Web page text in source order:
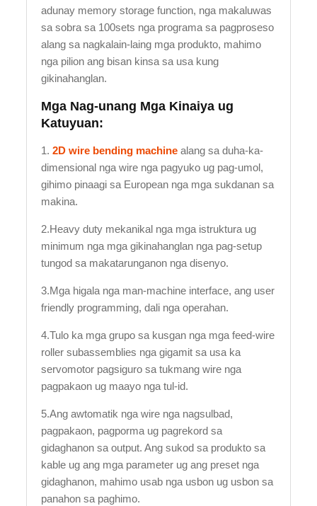
adunay memory storage function, nga makaluwas
sa sobra sa 100sets nga programa sa pagproseso
alang sa nagkalain-laing mga produkto, mahimo
nga pilion ang bisan kinsa sa usa kung
gikinahanglan.
Mga Nag-unang Mga Kinaiya ug
Katuyuan:
1.2D wire bending machine alang sa duha-ka-
dimensional nga wire nga pagyuko ug pag-umol,
gihimo pinaagi sa European nga mga sukdanan sa
makina.
2.Heavy duty mekanikal nga mga istruktura ug
minimum nga mga gikinahanglan nga pag-setup
tungod sa makatarunganon nga disenyo.
3.Mga higala nga man-machine interface, ang user
friendly programming, dali nga operahan.
4.Tulo ka mga grupo sa kusgan nga mga feed-wire
roller subassemblies nga gigamit sa usa ka
servomotor pagsiguro sa tukmang wire nga
pagpakaon ug maayo nga tul-id.
5.Ang awtomatik nga wire nga nagsulbad,
pagpakaon, pagporma ug pagrekord sa
gidaghanon sa output. Ang sukod sa produkto sa
kable ug ang mga parameter ug ang preset nga
gidaghanon, mahimo usab nga usbon ug usbon sa
panahon sa paghimo.